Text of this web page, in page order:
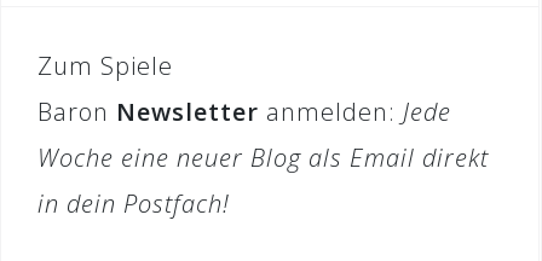
Zum Spiele
Baron Newsletter anmelden: Jede
Woche eine neuer Blog als Email direkt
in dein Postfach!